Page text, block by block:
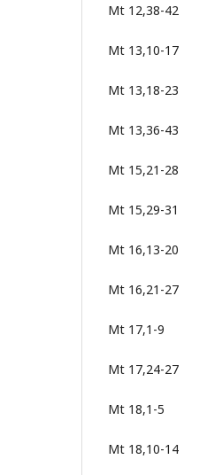
Mt 12,38-
Mt
Mt 13,18-
Mt 13,36-
Mt 15,21-
Mt 15,29-
Mt 16,13-
Mt 16,21-
Mt 17,1-9
Mt 17,24-
Mt 18,1-5
Mt 18,10-